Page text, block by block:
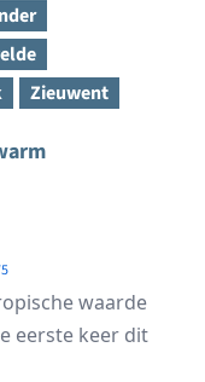
Zieuwent
waarde
eerste keer dit